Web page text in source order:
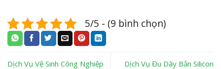
5/5 - (9 bình chọn)
Dịch Vụ Vệ Sinh Công Nghiệp
Dịch Vụ Đu Dây Bắn Silicon